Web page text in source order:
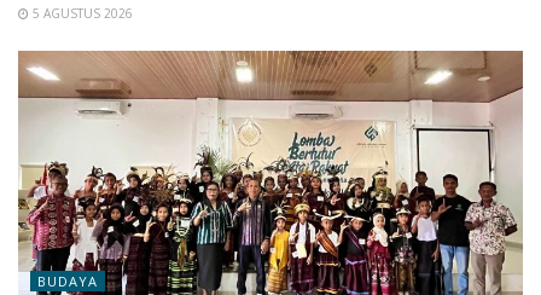
5 AGUSTUS 2026
BUDAYA